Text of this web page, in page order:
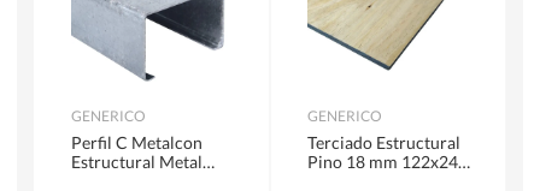
GENERICO
Perfil C Metalcon
Estructural Metal
GENERICO
Terciado Estructural
Pino 18 mm 122x244